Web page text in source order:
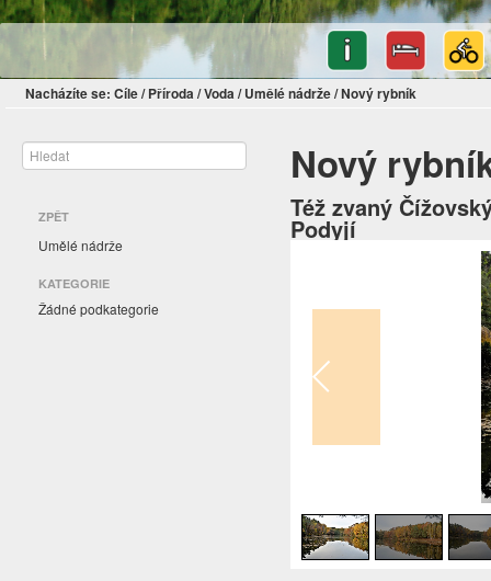
Nacházíte se: Cíle/ Příroda/Voda/ Umělé nádrže/Nový rybník
ZPĚT
Umělé nádrže
KATEGORIE
Žádné podkategorie
Nový
Též zvaný
Podyjí